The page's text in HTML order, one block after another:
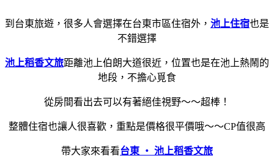
到台東旅遊，很多人會選擇在台東市區住宿外， 池上住宿也是
不錯選擇
池上稻香文旅距離池上伯朗大道很近，位置也是在池上熱鬧的
地段，不擔心覓食
從房間看出去可以有著絕佳視野～～超棒！
整體住宿也讓人很喜歡，重點是價格很平價哦～～CP值很高
帶大家來看看台東 ‧ 池上稻香文旅